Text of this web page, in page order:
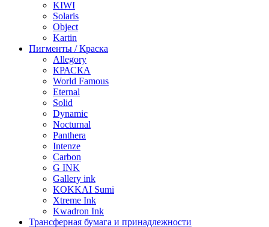
KIWI
Solaris
Object
Kartin
Пигменты / Краска
Allegory
КРАСКА
World Famous
Eternal
Solid
Dynamic
Nocturnal
Panthera
Intenze
Carbon
G INK
Gallery ink
KOKKAI Sumi
Xtreme Ink
Kwadron Ink
Трансферная бумага и принадлежности